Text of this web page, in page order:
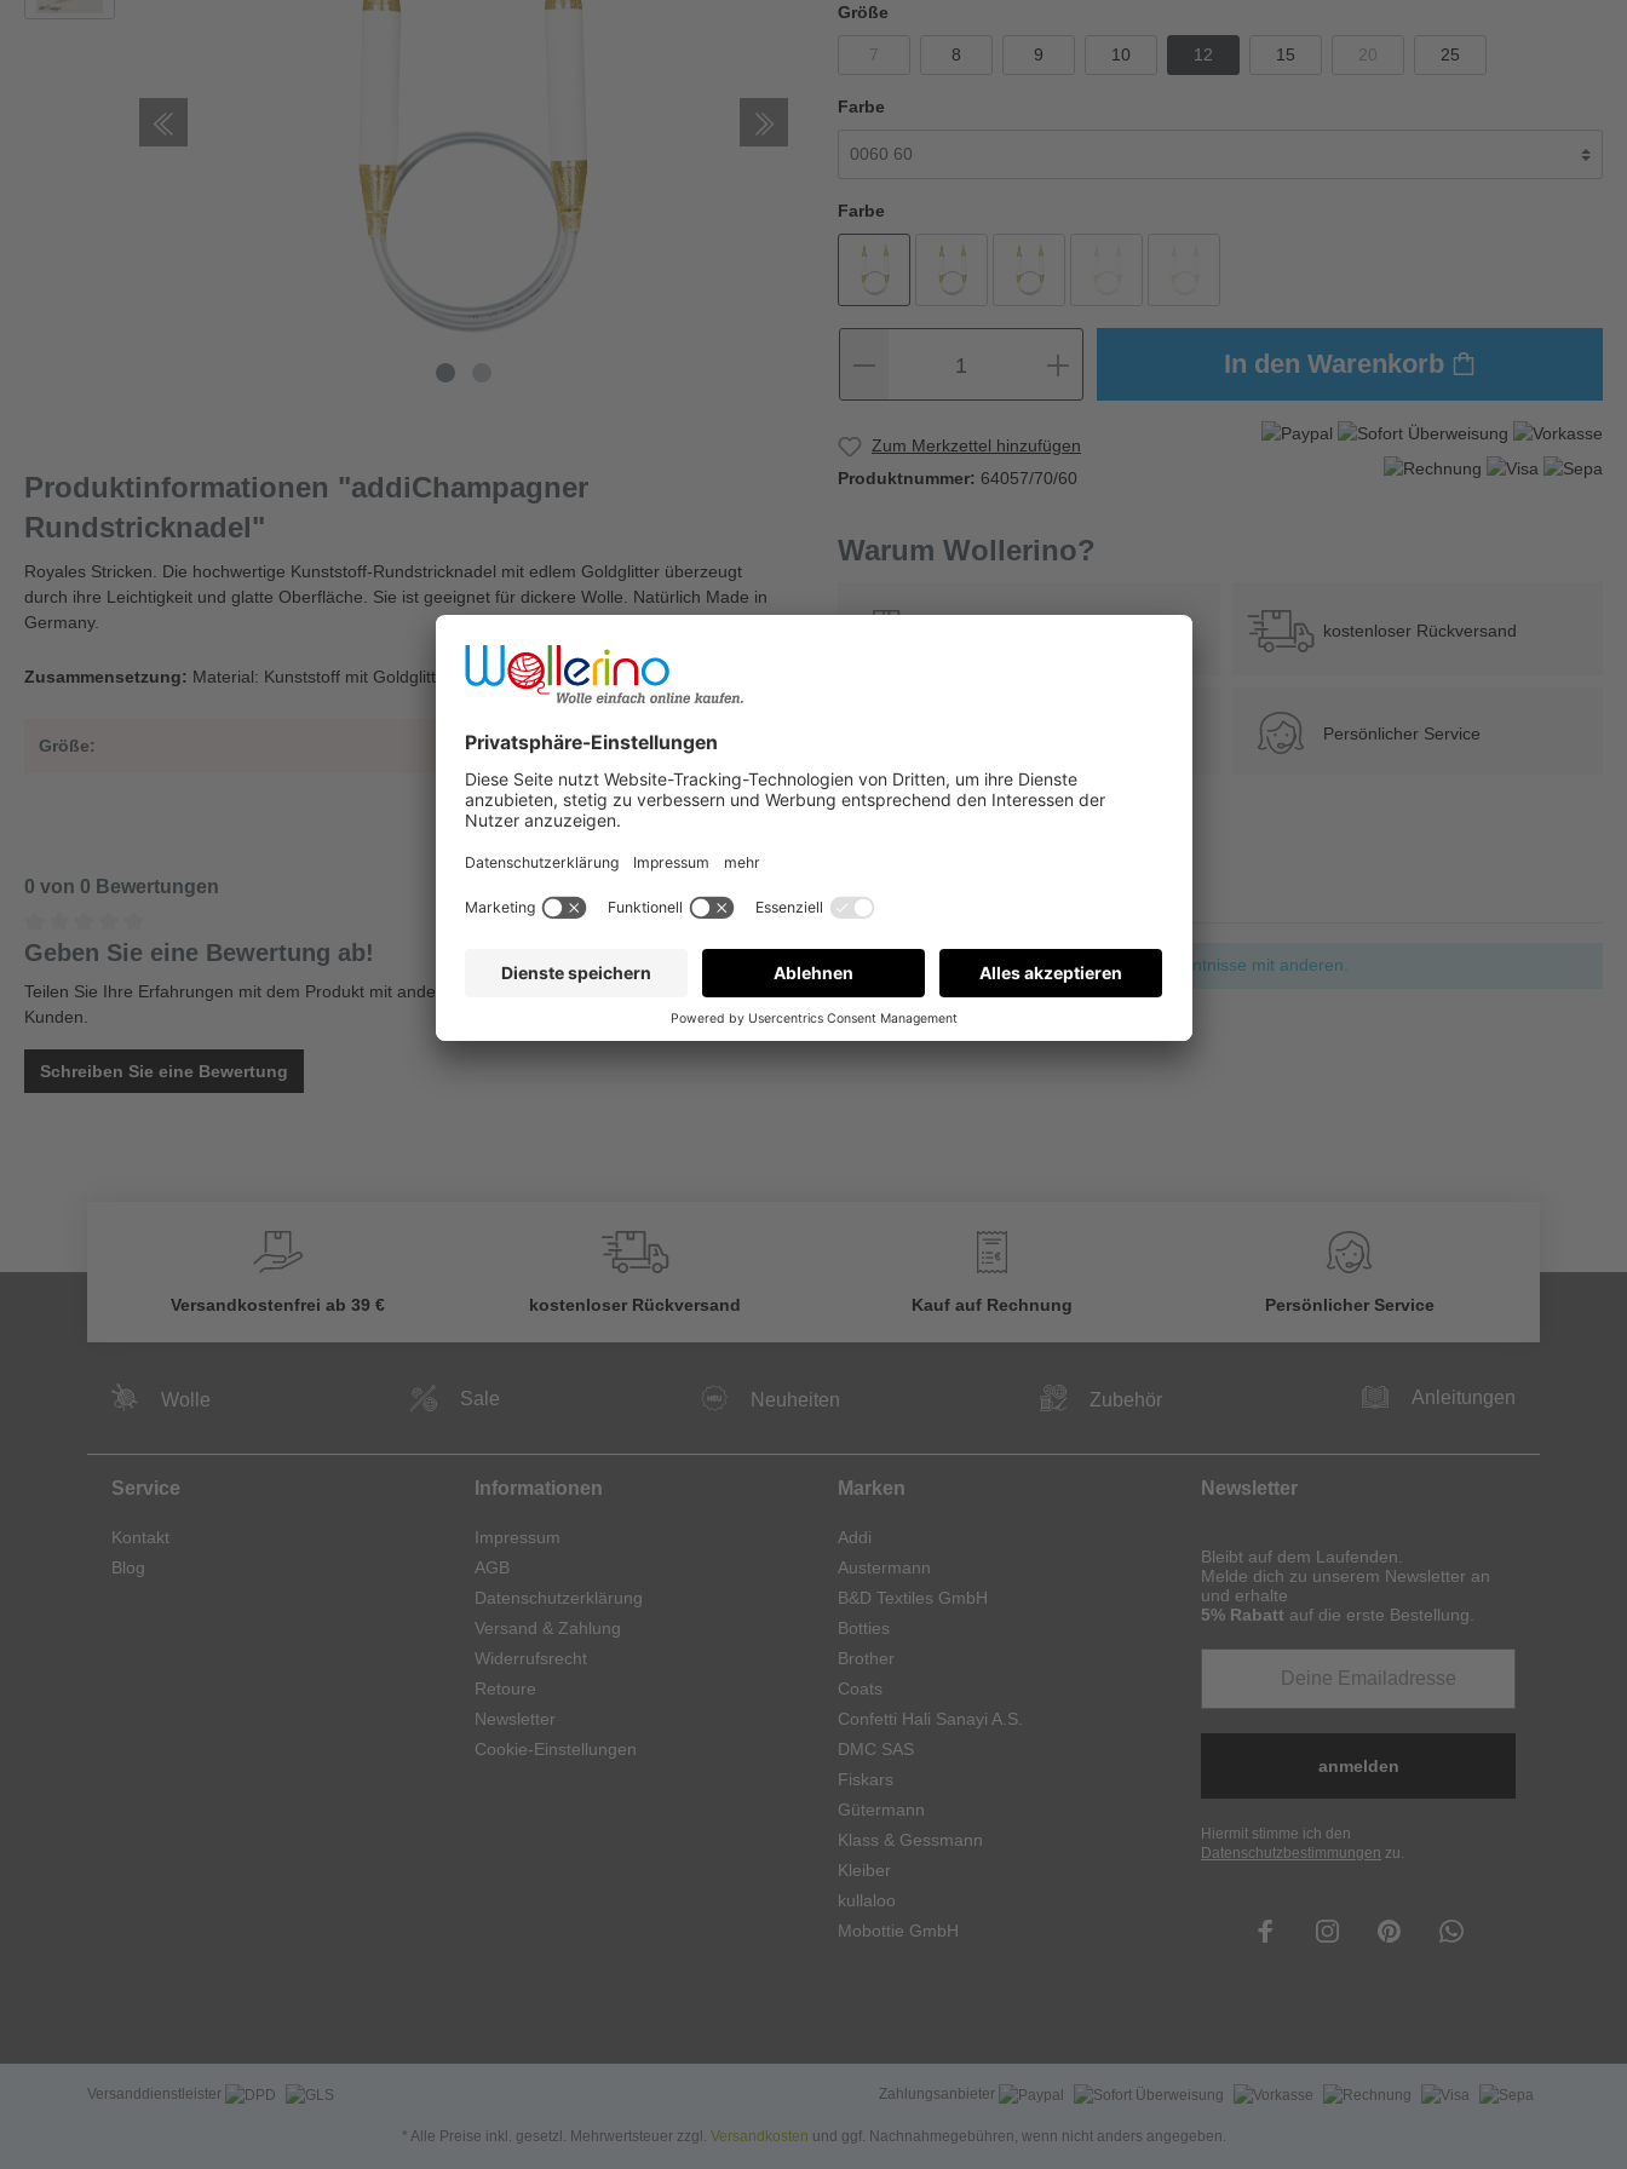
Produktinformationen "addiChampagner
Rundstricknadel"
Royales Stricken. Die hochwertige Kunststoff-Rundstricknadel mit edlem Goldglitter überzeugt
durch ihre Leichtigkeit und glatte Oberfläche. Sie ist geeignet für dickere Wolle. Natürlich Made in
Germany.
Zusammensetzung: Material: Kunststoff mit Goldglitter60-150 cm 7,0-25,0 mm
Größe: 12
Größe
7 8 9 10 12 15 20 25
Farbe
Farbe
1 In den Warenkorb
Zum Merkzettel hinzufügen
Produktnummer: 64057/70/60
Warum Wollerino?
kostenloser Rückversand
Persönlicher Service
0 von 0 Bewertungen
Geben Sie eine Bewertung ab!
Teilen Sie Ihre Erfahrungen mit dem Produkt mit anderen
Kunden.
Schreiben Sie eine Bewertung
Keine Bewertungen gefunden. Gehen Sie voran und teilen Sie Ihre Erkenntnisse mit anderen.
Versandkostenfrei ab 39 € kostenloser Rückversand
€
Kauf auf Rechnung Persönlicher Service
Wolle Sale Neuheiten Zubehör Anleitungen
Service
Kontakt
Blog
Informationen
Impressum
AGB
Datenschutzerklärung
Versand & Zahlung
Widerrufsrecht
Retoure
Newsletter
Cookie-Einstellungen
Marken
Addi
Austermann
B&D Textiles GmbH
Botties
Brother
Coats
Confetti Hali Sanayi A.S.
DMC SAS
Fiskars
Gütermann
Klass & Gessmann
Kleiber
kullaloo
Mobottie GmbH
Newsletter
Bleibt auf dem Laufenden.
Melde dich zu unserem Newsletter an
und erhalte
5% Rabatt auf die erste Bestellung.
anmelden
Hiermit stimme ich den
Datenschutzbestimmungen zu.
Versanddienstleister Zahlungsanbieter
* Alle Preise inkl. gesetzl. Mehrwertsteuer zzgl. Versandkosten und ggf. Nachnahmegebühren, wenn nicht anders angegeben.